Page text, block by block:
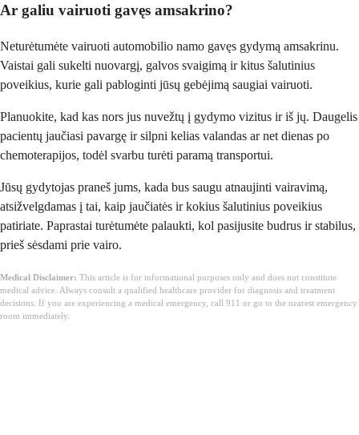
Ar galiu vairuoti gavęs amsakrino?
Neturėtumėte vairuoti automobilio namo gavęs gydymą amsakrinu.
Vaistai gali sukelti nuovargį, galvos svaigimą ir kitus šalutinius
poveikius, kurie gali pabloginti jūsų gebėjimą saugiai vairuoti.
Planuokite, kad kas nors jus nuvežtų į gydymo vizitus ir iš jų. Daugelis
pacientų jaučiasi pavargę ir silpni kelias valandas ar net dienas po
chemoterapijos, todėl svarbu turėti paramą transportui.
Jūsų gydytojas praneš jums, kada bus saugu atnaujinti vairavimą,
atsižvelgdamas į tai, kaip jaučiatės ir kokius šalutinius poveikius
patiriate. Paprastai turėtumėte palaukti, kol pasijusite budrus ir stabilus,
prieš sėsdami prie vairo.
Medical Disclaimer: This article is for informational purposes only and does not constitute
medical advice. Always consult a qualified healthcare provider for diagnosis and treatment
decisions. If you are experiencing a medical emergency, call 911 or go to the nearest emergency
room immediately.